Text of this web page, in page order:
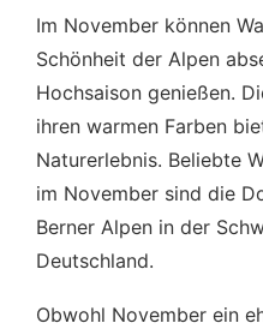
Im November können
Schönheit der Alpen
Hochsaison genießen.
ihren warmen Farben
Naturerlebnis. Beliebte
im November sind die
Berner Alpen in der
Deutschland.
Obwohl November ein